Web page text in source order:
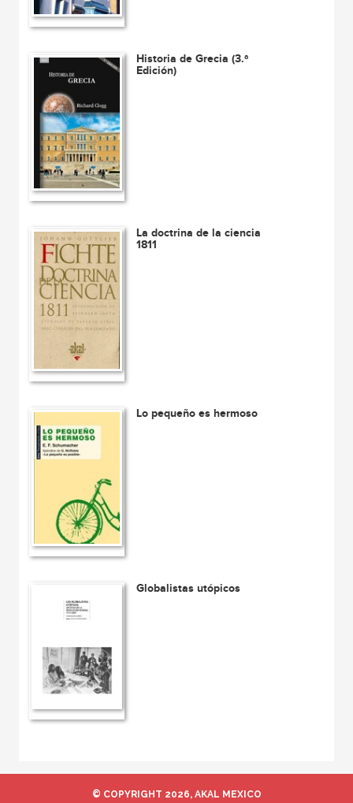
Historia de Grecia (3.ª
Edición)
La doctrina de la ciencia
1811
Lo pequeño es hermoso
Globalistas utópicos
© COPYRIGHT 2026, AKAL MEXICO